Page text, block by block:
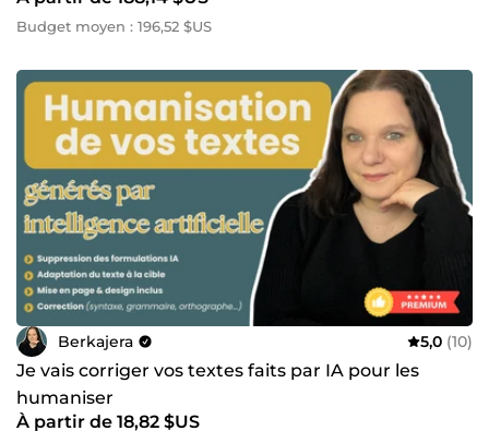
Budget moyen : 196,52 $US
Berkajera 5,0 (10)
Je vais corriger vos textes faits par IA pour les
humaniser
À partir de 18,82 $US